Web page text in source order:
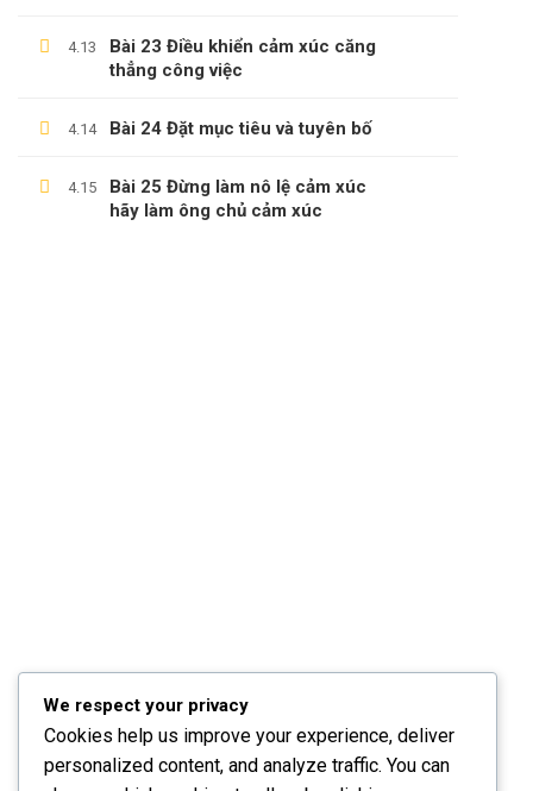
4.13
Bài 23 Điều khiển cảm xúc căng
thẳng công việc
4.14 Bài 24 Đặt mục tiêu và tuyên bố
4.15
Bài 25 Đừng làm nô lệ cảm xúc
hãy làm ông chủ cảm xúc
THÔNG TIN HỖ TRỢ
Các Khóa Học
BlogWe respect your privacy
Cookies help us improve your experience, deliver
personalized content, and analyze traffic. You can